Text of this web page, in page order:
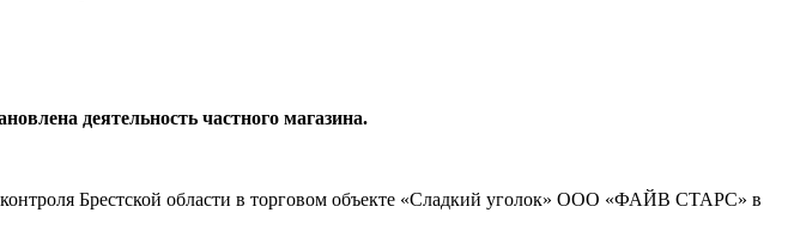
деятельность частного магазина.
Брестской области в торговом объекте «Сладкий уголок» ООО «ФАЙВ СТАРС» в